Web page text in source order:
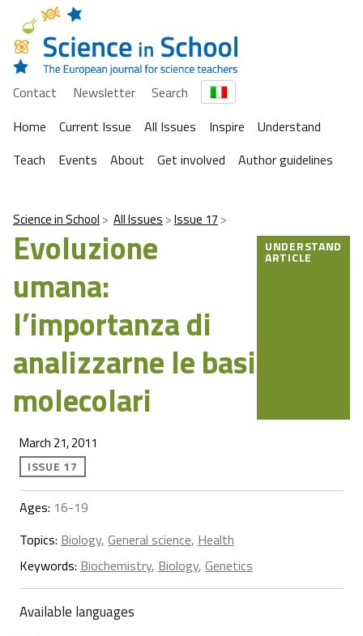
Contact Newsletter
Search
Home
Current Issue All Issues Inspire
Understand
Teach
Events About Get involved Author guidelines
Science in School All Issues Issue 17
Evoluzione
umana:
l’importanza di
analizzarne le basi
molecolari
UNDERSTAND
ARTICLE
March 21, 2011
ISSUE 17
Ages: 16-19
Topics: Biology, General science, Health
Keywords: Biochemistry, Biology, Genetics
Available languages